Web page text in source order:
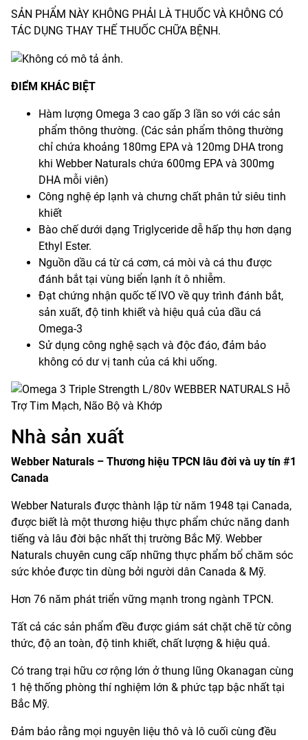
SẢN PHẨM NÀY KHÔNG PHẢI LÀ THUỐC VÀ KHÔNG CÓ
TÁC DỤNG THAY THẾ THUỐC CHỮA BỆNH.
ĐIỂM KHÁC BIỆT
Hàm lượng Omega 3 cao gấp 3 lần so với các sản
phẩm thông thường. (Các sản phẩm thông thường
chỉ chứa khoảng 180mg EPA và 120mg DHA trong
khi Webber Naturals chứa 600mg EPA và 300mg
DHA mỗi viên)
Công nghệ ép lạnh và chưng chất phân tử siêu tinh
khiết
Bào chế dưới dạng Triglyceride dễ hấp thụ hơn dạng
Ethyl Ester.
Nguồn dầu cá từ cá cơm, cá mòi và cá thu được
đánh bắt tại vùng biển lạnh ít ô nhiễm.
Đạt chứng nhận quốc tế IVO về quy trình đánh bắt,
sản xuất, độ tinh khiết và hiệu quả của dầu cá
Omega-3
Sử dụng công nghệ sạch và độc đáo, đảm bảo
không có dư vị tanh của cá khi uống.
Nhà sản xuất
Webber Naturals – Thương hiệu TPCN lâu đời và uy tín #1
Canada
Webber Naturals được thành lập từ năm 1948 tại Canada,
được biết là một thương hiệu thực phẩm chức năng danh
tiếng và lâu đời bậc nhất thị trường Bắc Mỹ. Webber
Naturals chuyên cung cấp những thực phẩm bổ chăm sóc
sức khỏe được tin dùng bởi người dân Canada & Mỹ.
Hơn 76 năm phát triển vững mạnh trong ngành TPCN.
Tất cả các sản phẩm đều được giám sát chặt chẽ từ công
thức, độ an toàn, độ tinh khiết, chất lượng & hiệu quả.
Có trang trại hữu cơ rộng lớn ở thung lũng Okanagan cùng
1 hệ thống phòng thí nghiệm lớn & phức tạp bậc nhất tại
Bắc Mỹ.
Đảm bảo rằng mọi nguyên liệu thô và lô cuối cùng đều